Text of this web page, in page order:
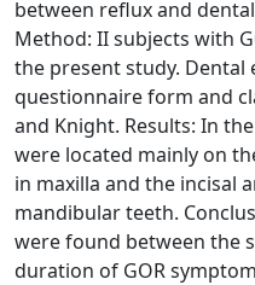
between reflux and
Method: II subjects with
the present study.
questionnaire form and
and Knight. Results: In
were located mainly on
in maxilla and the incisal
mandibular teeth.
were found between the
duration of GOR